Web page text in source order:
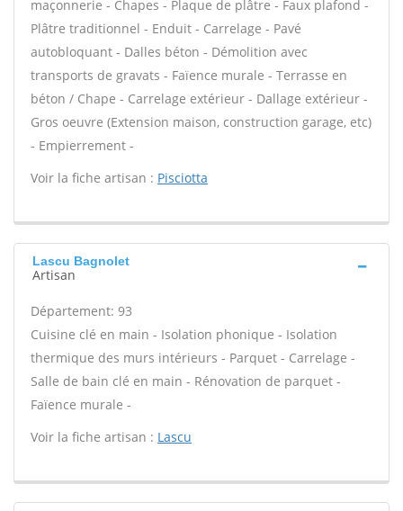
maçonnerie - Chapes - Plaque de plâtre - Faux plafond -
Plâtre traditionnel - Enduit - Carrelage - Pavé
autobloquant - Dalles béton - Démolition avec
transports de gravats - Faïence murale - Terrasse en
béton / Chape - Carrelage extérieur - Dallage extérieur -
Gros oeuvre (Extension maison, construction garage, etc)
- Empierrement -
Voir la fiche artisan : Pisciotta
Lascu Bagnolet
Artisan
Département: 93
Cuisine clé en main - Isolation phonique - Isolation
thermique des murs intérieurs - Parquet - Carrelage -
Salle de bain clé en main - Rénovation de parquet -
Faïence murale -
Voir la fiche artisan : Lascu